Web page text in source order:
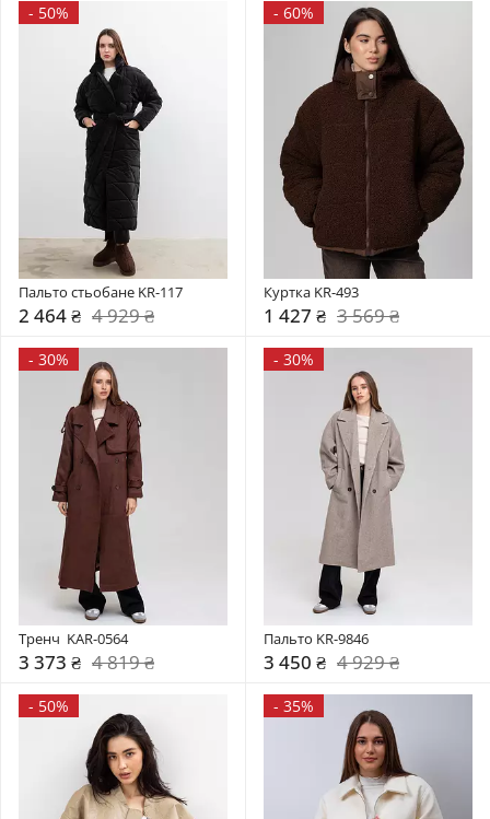
- 50%
Пальто стьобане KR-117
2 464 ₴ 4 929 ₴
- 60%
Куртка KR-493
1 427 ₴ 3 569 ₴
- 30%
Тренч  KAR-0564
3 373 ₴ 4 819 ₴
- 30%
Пальто KR-9846
3 450 ₴ 4 929 ₴
- 50% - 35%